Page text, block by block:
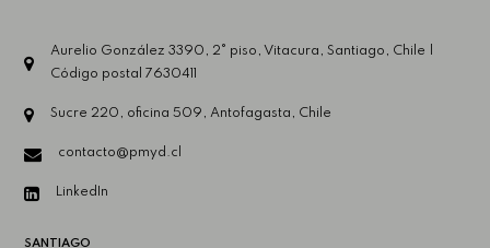
Aurelio González 3390, 2° piso, Vitacura, Santiago, Chile |
Código postal 7630411
Sucre 220, oficina 509, Antofagasta, Chile
contacto@pmyd.cl
LinkedIn
SANTIAGO